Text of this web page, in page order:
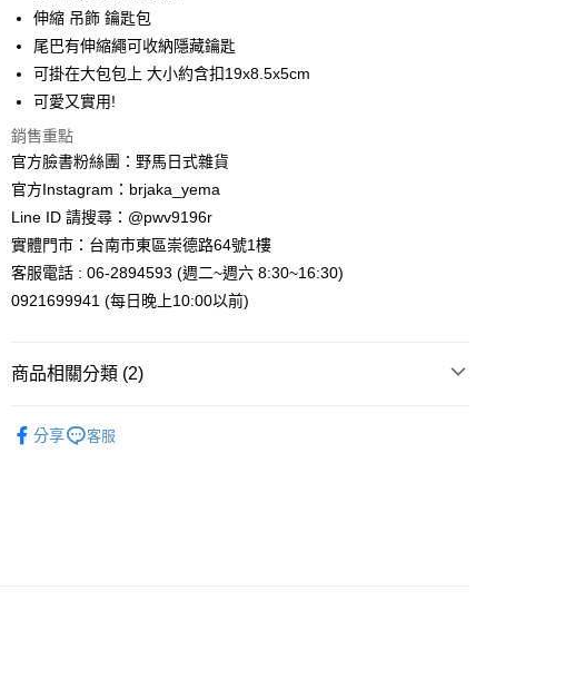
合作金庫商業銀行
華南商業銀行
國泰世華商業銀行
兆豐國際商業銀行
臺灣中小企業銀行
匯豐（台灣）商業銀行
聯邦商業銀行
玉山商業銀行
台新國際商業銀行
台灣樂天信用卡公司
超商取貨付款
Apple Pay
街口支付
悠遊付
Google Pay
ATM付款
全家取貨付款
伸縮 吊飾 鑰匙包
尾巴有伸縮繩可收納隱藏鑰匙
可掛在大包包上 大小約含扣19x8.5x5cm
可愛又實用!
銷售重點
官方臉書粉絲團：野馬日式雜貨
官方Instagram：brjaka_yema
Line ID 請搜尋：@pwv9196r
實體門市：台南市東區崇德路64號1樓
客服電話 : 06-2894593 (週二~週六 8:30~16:30)
0921699941 (每日晚上10:00以前)
商品相關分類 (2)
分享 客服